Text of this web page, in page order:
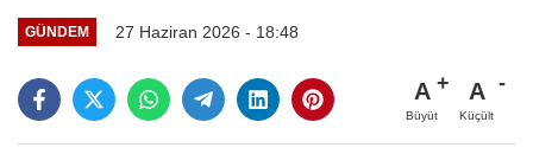
GÜNDEM 27 Haziran 2026 - 18:48
A
Büyüt
A
Küçült